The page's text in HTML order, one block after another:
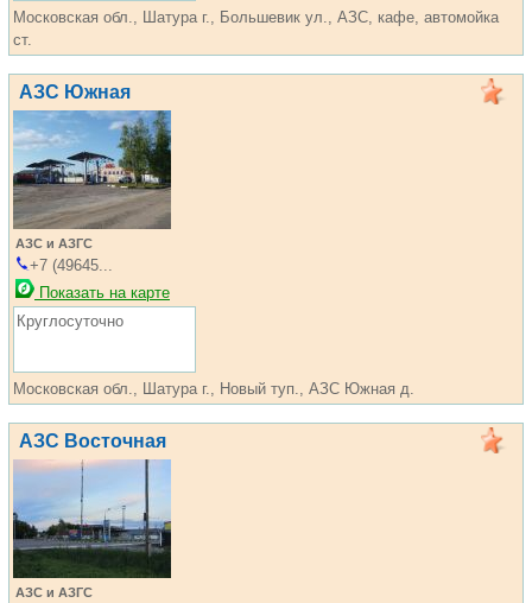
Московская обл., Шатура г., Большевик ул., АЗС, кафе, автомойка
ст.
АЗС Южная
АЗС и АЗГС
+7 (49645...
Показать на карте
Круглосуточно
Московская обл., Шатура г., Новый туп., АЗС Южная д.
АЗС Восточная
АЗС и АЗГС